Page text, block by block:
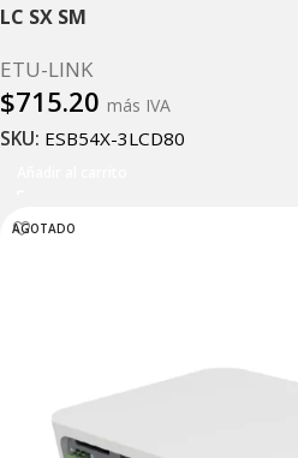
LC SX SM
ETU-LINK
$715.20 más IVA
SKU: ESB54X-3LCD80
AGOTADO